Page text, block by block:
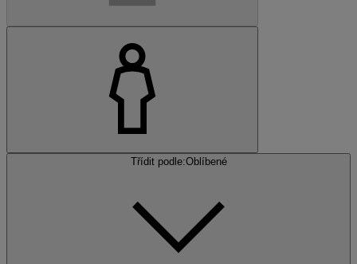
Třídit podle:Oblíbené